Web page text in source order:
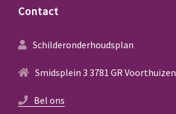
Contact
Schilderonderhoudsplan
Smidsplein 3 3781 GR Voorthuizen
Bel ons